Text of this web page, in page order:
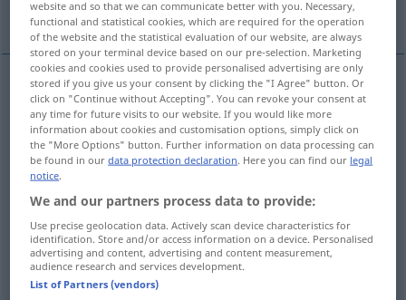
More examples...
(Kauf)Ladenm shop
Geschäftn shop
Einkaufm shopinstance of shopping
website and so that we can communicate better with you. Necessary,
functional and statistical cookies, which are required for the operation
of the website and the statistical evaluation of our website, are always
stored on your terminal device based on our pre-selection. Marketing
cookies and cookies used to provide personalised advertising are only
stored if you give us your consent by clicking the "I Agree" button. Or
click on "Continue without Accepting". You can revoke your consent at
any time for future visits to our website. If you would like more
information about cookies and customisation options, simply click on
the "More Options" button. Further information on data processing can
be found in ourdata protection declaration. Here you can find our legal
notice.
We and our partners process data to provide:
Use precise geolocation data. Actively scan device characteristics for
identification. Store and/or access information on a device. Personalised
advertising and content, advertising and content measurement,
audience research and services development.
List of Partners (vendors)